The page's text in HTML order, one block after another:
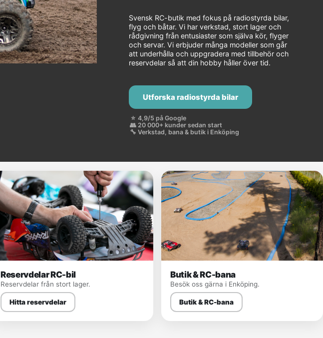
Svensk RC-butik med fokus på radiostyrda bilar,
flyg och båtar. Vi har verkstad, stort lager och
rådgivning från entusiaster som själva kör, flyger
och servar. Vi erbjuder många modeller som går
att underhålla och uppgradera med tillbehör och
reservdelar så att din hobby håller över tid.
Utforska radiostyrda bilar
⭐ 4,9/5 på Google
👥 20 000+ kunder sedan start
🔧 Verkstad, bana & butik i Enköping
Reservdelar RC-bil
Reservdelar från stort lager.
Hitta reservdelar
Butik & RC-bana
Besök oss gärna i Enköping.
Butik & RC-bana